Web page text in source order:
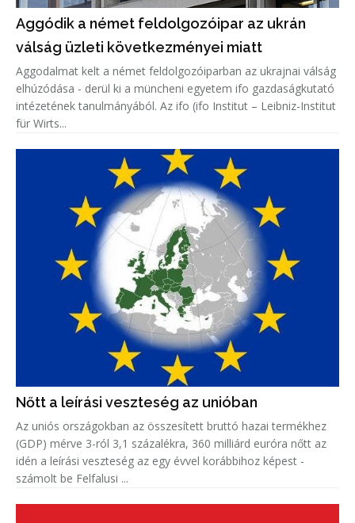
Aggódik a német feldolgozóipar az ukrán
válság üzleti következményei miatt
Aggodalmat kelt a német feldolgozóiparban az ukrajnai válság
elhúzódása - derül ki a müncheni egyetem ifo gazdaságkutató
intézetének tanulmányából. Az ifo (ifo Institut – Leibniz-Institut
für Wirts...
Nőtt a leírási veszteség az unióban
Az uniós országokban az összesített bruttó hazai termékhez
(GDP) mérve 3-ról 3,1 százalékra, 360 milliárd euróra nőtt az
idén a leírási veszteség az egy évvel korábbihoz képest -
számolt be Felfalusi ...